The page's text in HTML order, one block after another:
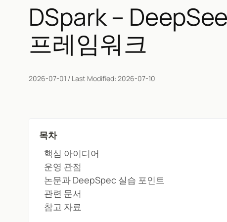
DSpark –
프레임워크
2026-07-01 / Last Modified: 2026-07-10
목차
핵심 아이디어
운영 관점
논문과 DeepSpec 실습 포인트
관련 문서
참고 자료